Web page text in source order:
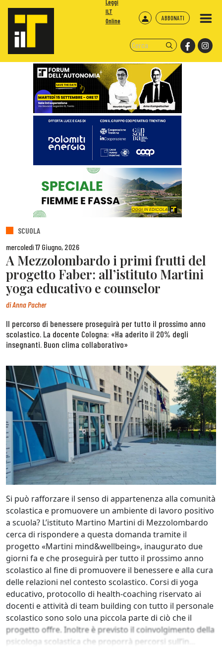
ABBONATI
Leggi
ILT
Online
SCUOLA
mercoledì 17 Giugno, 2026
A Mezzolombardo i primi frutti del
progetto Faber: all’istituto Martini
yoga educativo e counselor
diAnna Pacher
Il percorso di benessere proseguirà per tutto il prossimo anno
scolastico. La docente Cologna: «Ha aderito il 20% degli
insegnanti. Buon clima collaborativo»
Si può rafforzare il senso di appartenenza alla comunità
scolastica e promuovere un ambiente di lavoro positivo
a scuola? L’istituto Martino Martini di Mezzolombardo
cerca di rispondere a questa domanda tramite il
progetto «Martini mind&wellbeing», inaugurato due
giorni fa e che proseguirà per tutto il prossimo anno
scolastico al fine di promuovere il benessere e alla cura
delle relazioni nel contesto scolastico. Corsi di yoga
educativo, protocollo di health-coaching riservato ai
docenti e attività di team building con tutto il personale
scolastico sono solo una piccola parte di ciò che il
progetto offre. Inoltre è previsto il coinvolgimento della
psicologa scolastica che proporrà percorsi sull’in...